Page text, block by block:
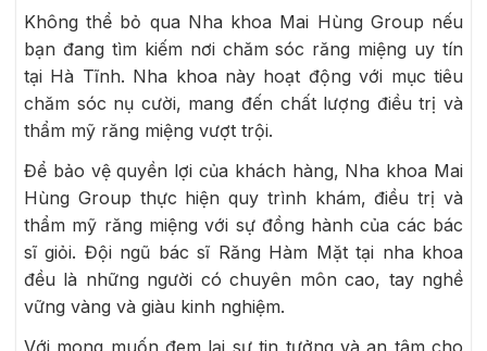
Không thể bỏ qua Nha khoa Mai Hùng Group nếu
bạn đang tìm kiếm nơi chăm sóc răng miệng uy tín
tại Hà Tĩnh. Nha khoa này hoạt động với mục tiêu
chăm sóc nụ cười, mang đến chất lượng điều trị và
thẩm mỹ răng miệng vượt trội.
Để bảo vệ quyền lợi của khách hàng, Nha khoa Mai
Hùng Group thực hiện quy trình khám, điều trị và
thẩm mỹ răng miệng với sự đồng hành của các bác
sĩ giỏi. Đội ngũ bác sĩ Răng Hàm Mặt tại nha khoa
đều là những người có chuyên môn cao, tay nghề
vững vàng và giàu kinh nghiệm.